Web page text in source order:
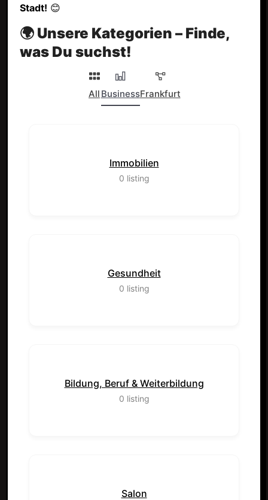
Stadt! 😊
🌍 Unsere Kategorien – Finde,
was Du suchst!
All BusinessFrankfurt
Immobilien
0 listing
Gesundheit
0 listing
Bildung, Beruf & Weiterbildung
0 listing
Salon